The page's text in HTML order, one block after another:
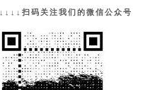
↓↓↓↓扫码关注我们的微信公众号